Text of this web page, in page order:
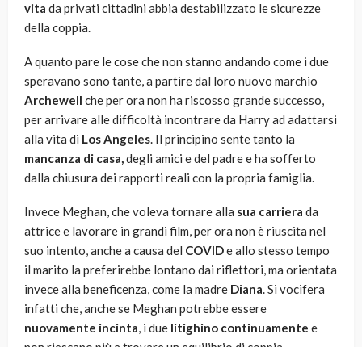
vita da privati cittadini abbia destabilizzato le sicurezze
della coppia.
A quanto pare le cose che non stanno andando come i due
speravano sono tante, a partire dal loro nuovo marchio
Archewell che per ora non ha riscosso grande successo,
per arrivare alle difficoltà incontrare da Harry ad adattarsi
alla vita di Los Angeles. Il principino sente tanto la
mancanza di casa,degli amici e del padre e ha sofferto
dalla chiusura dei rapporti reali con la propria famiglia.
Invece Meghan, che voleva tornare alla sua carriera da
attrice e lavorare in grandi film, per ora non è riuscita nel
suo intento, anche a causa del COVIDe allo stesso tempo
il marito la preferirebbe lontano dai riflettori, ma orientata
invece alla beneficenza, come la madre Diana. Si vocifera
infatti che, anche se Meghan potrebbe essere
nuovamente incinta, i due litighino continuamente e